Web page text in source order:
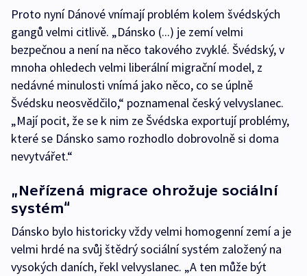
Proto nyní Dánové vnímají problém kolem švédských
gangů velmi citlivě. „Dánsko (...) je zemí velmi
bezpečnou a není na něco takového zvyklé. Švédský, v
mnoha ohledech velmi liberální migrační model, z
nedávné minulosti vnímá jako něco, co se úplně
Švédsku neosvědčilo,“ poznamenal český velvyslanec.
„Mají pocit, že se k nim ze Švédska exportují problémy,
které se Dánsko samo rozhodlo dobrovolně si doma
nevytvářet.“
„Neřízená migrace ohrožuje sociální
systém“
Dánsko bylo historicky vždy velmi homogenní zemí a je
velmi hrdé na svůj štědrý sociální systém založený na
vysokých daních, řekl velvyslanec. „A ten může být